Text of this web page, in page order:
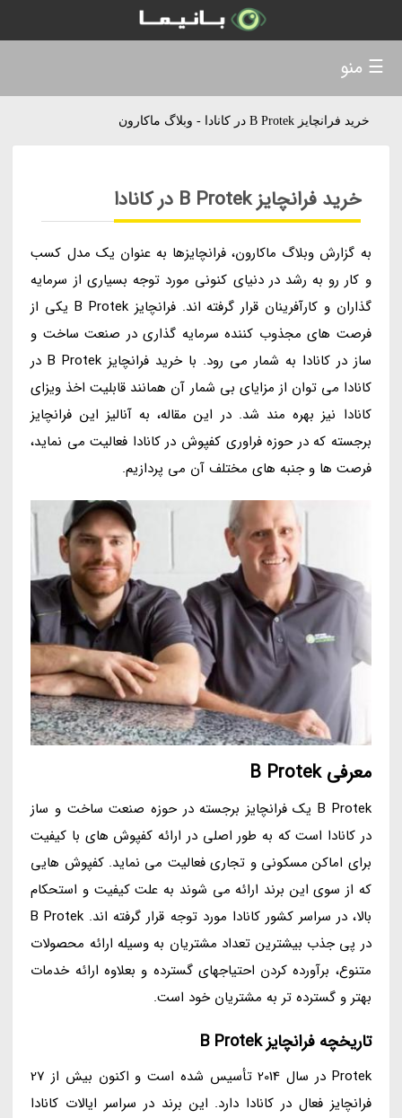
خرید فرانچایز B Protek در کانادا - وبلاگ ماکارون
خرید فرانچایز B Protek در کانادا
به گزارش وبلاگ ماکارون، فرانچایزها به عنوان یک مدل کسب
و کار رو به رشد در دنیای کنونی مورد توجه بسیاری از سرمایه
گذاران و کارآفرینان قرار گرفته اند. فرانچایز B Protek یکی از
فرصت های مجذوب کننده سرمایه گذاری در صنعت ساخت و
ساز در کانادا به شمار می رود. با خرید فرانچایز B Protek در
کانادا می توان از مزایای بی شمار آن همانند قابلیت اخذ ویزای
کانادا نیز بهره مند شد. در این مقاله، به آنالیز این فرانچایز
برجسته که در حوزه فراوری کفپوش در کانادا فعالیت می نماید،
فرصت ها و جنبه های مختلف آن می پردازیم.
معرفی B Protek
B Protek یک فرانچایز برجسته در حوزه صنعت ساخت و ساز
در کانادا است که به طور اصلی در ارائه کفپوش های با کیفیت
برای اماکن مسکونی و تجاری فعالیت می نماید. کفپوش هایی
که از سوی این برند ارائه می شوند به علت کیفیت و استحکام
بالا، در سراسر کشور کانادا مورد توجه قرار گرفته اند. B Protek
در پی جذب بیشترین تعداد مشتریان به وسیله ارائه محصولات
متنوع، برآورده کردن احتیاجهای گسترده و بعلاوه ارائه خدمات
بهتر و گسترده تر به مشتریان خود است.
تاریخچه فرانچایز B Protek
Protek در سال 2014 تأسیس شده است و اکنون بیش از 27
فرانچایز فعال در کانادا دارد. این برند در سراسر ایالات کانادا
☰ منو